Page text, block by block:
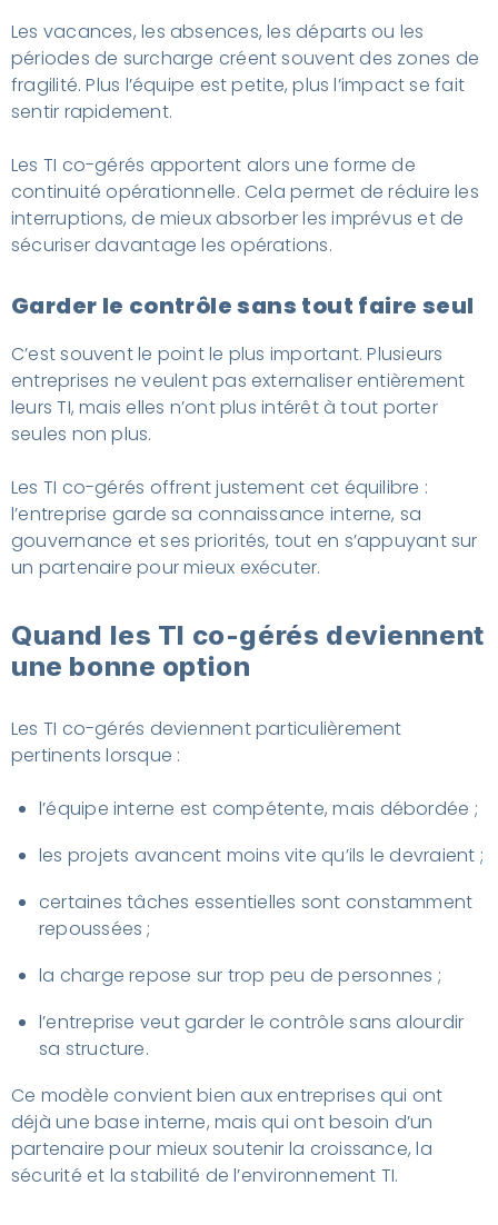
Les vacances, les absences, les départs ou les
périodes de surcharge créent souvent des zones de
fragilité. Plus l’équipe est petite, plus l’impact se fait
sentir rapidement.
Les TI co-gérés apportent alors une forme de
continuité opérationnelle. Cela permet de réduire les
interruptions, de mieux absorber les imprévus et de
sécuriser davantage les opérations.
Garder le contrôle sans tout faire seul
C’est souvent le point le plus important. Plusieurs
entreprises ne veulent pas externaliser entièrement
leurs TI, mais elles n’ont plus intérêt à tout porter
seules non plus.
Les TI co-gérés offrent justement cet équilibre :
l’entreprise garde sa connaissance interne, sa
gouvernance et ses priorités, tout en s’appuyant sur
un partenaire pour mieux exécuter.
Quand les TI co-gérés deviennent
une bonne option
Les TI co-gérés deviennent particulièrement
pertinents lorsque :
l’équipe interne est compétente, mais débordée ;
les projets avancent moins vite qu’ils le devraient ;
certaines tâches essentielles sont constamment
repoussées ;
la charge repose sur trop peu de personnes ;
l’entreprise veut garder le contrôle sans alourdir
sa structure.
Ce modèle convient bien aux entreprises qui ont
déjà une base interne, mais qui ont besoin d’un
partenaire pour mieux soutenir la croissance, la
sécurité et la stabilité de l’environnement TI.